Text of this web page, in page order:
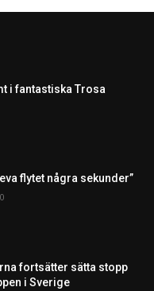
i fantastiska Trosa
flytet några sekunder”
fortsätter sätta stopp
i Sverige